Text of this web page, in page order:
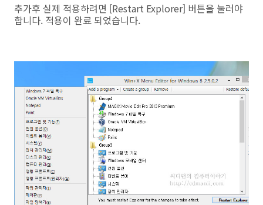
추가후 실제 적용하려면 [Restart Explorer] 버튼을 눌러야
합니다. 적용이 완료 되었습니다.